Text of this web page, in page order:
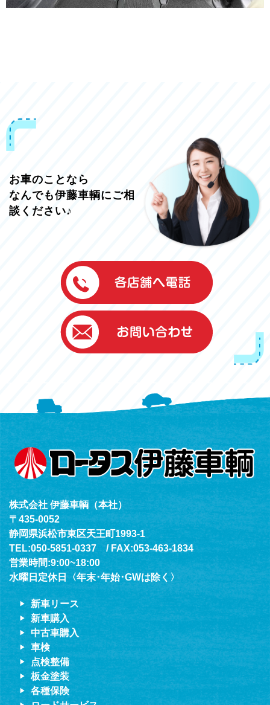
お車のことなら
なんでも伊藤車輌にご相
談ください♪
伊藤車輌（本社）
050-5851-0337
グッドワン浜松
050-5851-0338
浜北店
050-5851-0339
（年中無休24h対応）
株式会社 伊藤車輌（本社）
〒435-0052
静岡県浜松市東区天王町1993-1
TEL:050-5851-0337 / FAX:053-463-1834
営業時間:9:00~18:00
水曜日定休日〈年末･年始･GWは除く〉
新車リース
新車購入
中古車購入
車検
点検整備
板金塗装
各種保険